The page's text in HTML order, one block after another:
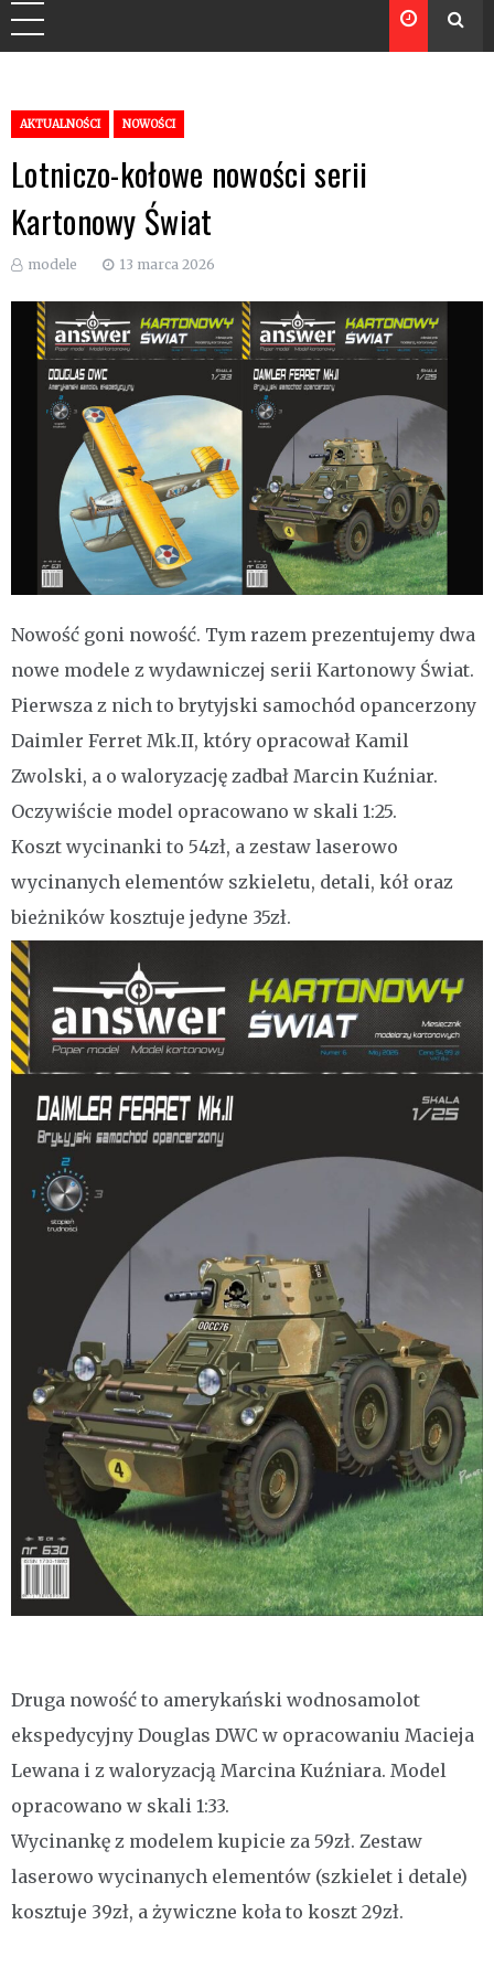
AKTUALNOŚCI NOWOŚCI
Lotniczo-kołowe nowości serii
Kartonowy Świat
modele 13 marca 2026
Nowość goni nowość. Tym razem prezentujemy dwa
nowe modele z wydawniczej serii Kartonowy Świat.
Pierwsza z nich to brytyjski samochód opancerzony
Daimler Ferret Mk.II, który opracował Kamil
Zwolski, a o waloryzację zadbał Marcin Kuźniar.
Oczywiście model opracowano w skali 1:25.
Koszt wycinanki to 54zł, a zestaw laserowo
wycinanych elementów szkieletu, detali, kół oraz
bieżników kosztuje jedyne 35zł.
Druga nowość to amerykański wodnosamolot
ekspedycyjny Douglas DWC w opracowaniu Macieja
Lewana i z waloryzacją Marcina Kuźniara. Model
opracowano w skali 1:33.
Wycinankę z modelem kupicie za 59zł. Zestaw
laserowo wycinanych elementów (szkielet i detale)
kosztuje 39zł, a żywiczne koła to koszt 29zł.